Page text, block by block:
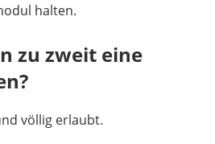
halten.
zu zweit eine
völlig erlaubt.